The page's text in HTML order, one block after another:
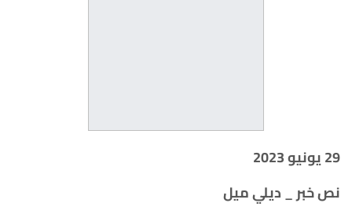
29 يونيو 2023
نص خبر _ ديلي ميل